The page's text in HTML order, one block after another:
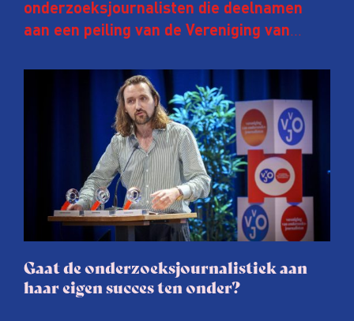
onderzoeksjournalisten die deelnamen
aan een peiling van de Vereniging van
afgelopen twee jaar te maken met
juridische dreiging of een juridische
procedure rond het eigen werk. Dat kost
journalisten tijd, ook ervaren zij stress en
soms worden publicaties aangepast of
gaat de hele publicatie zelfs niet door.
Gaat de onderzoeksjournalistiek aan
haar eigen succes ten onder?